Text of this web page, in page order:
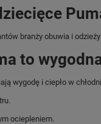
branży obuwia i
to
wygodę i ciepło w
ociepleniem.